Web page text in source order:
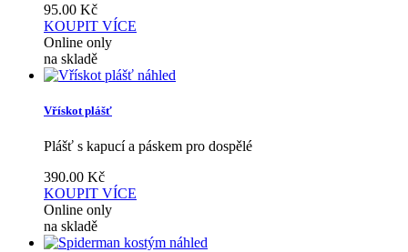
95.00 Kč
KOUPIT VÍCE
Online only
na skladě
náhled
Vřískot plášť
Plášť s kapucí a páskem pro dospělé
390.00 Kč
KOUPIT VÍCE
Online only
na skladě
náhled